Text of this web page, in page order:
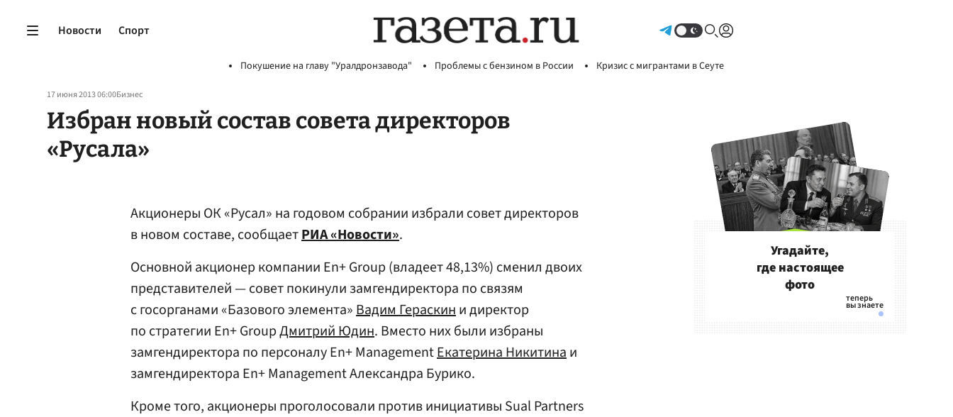
Новости Спорт
Покушение на главу "Уралдронзавода" Проблемы с бензином в России Кризис с мигрантами в Сеуте
17 июня 2013 06:00Бизнес
Избран новый состав совета директоров
«Русала»
Акционеры ОК «Русал» на годовом собрании избрали совет директоров
в новом составе, сообщаетРИА «Новости».
Основной акционер компании En+ Group (владеет 48,13%) сменил двоих
представителей — совет покинули замгендиректора по связям
с госорганами «Базового элемента»Вадим Гераскини директор
по стратегии En+ GroupДмитрий Юдин. Вместо них были избраны
замгендиректора по персоналу En+ ManagementЕкатерина Никитинаи
замгендиректора En+ Management Александра Бурико.
Кроме того, акционеры проголосовали против инициативы Sual Partners
Угадайте,
где настоящее
фото